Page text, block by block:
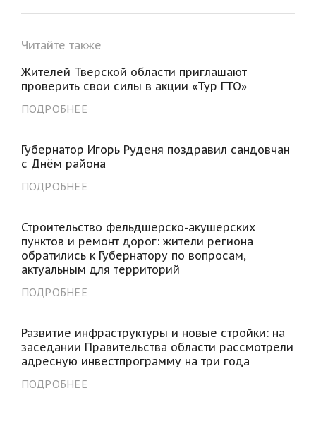
Читайте также
Жителей Тверской области приглашают
проверить свои силы в акции «Тур ГТО»
ПОДРОБНЕЕ
Губернатор Игорь Руденя поздравил сандовчан
с Днём района
ПОДРОБНЕЕ
Строительство фельдшерско-акушерских
пунктов и ремонт дорог: жители региона
обратились к Губернатору по вопросам,
актуальным для территорий
ПОДРОБНЕЕ
Развитие инфраструктуры и новые стройки: на
заседании Правительства области рассмотрели
адресную инвестпрограмму на три года
ПОДРОБНЕЕ